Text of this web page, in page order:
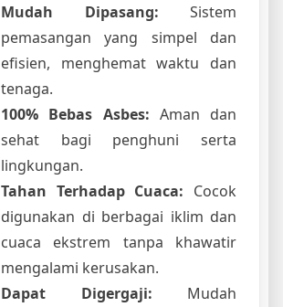
Mudah Dipasang: Sistem
pemasangan yang simpel dan
efisien, menghemat waktu dan
tenaga.
100% Bebas Asbes: Aman dan
sehat bagi penghuni serta
lingkungan.
Tahan Terhadap Cuaca: Cocok
digunakan di berbagai iklim dan
cuaca ekstrem tanpa khawatir
mengalami kerusakan.
Dapat Digergaji: Mudah